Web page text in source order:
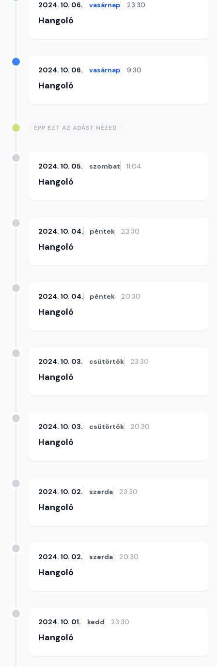
2024. 10. 06. vasárnap 23:30
Hangoló
2024. 10. 06. vasárnap 9:30
Hangoló
ÉPP EZT AZ ADÁST NÉZED
2024. 10. 05. szombat 11:04
Hangoló
2024. 10. 04. péntek 23:30
Hangoló
2024. 10. 04. péntek 20:30
Hangoló
2024. 10. 03. csütörtök 23:30
Hangoló
2024. 10. 03. csütörtök 20:30
Hangoló
2024. 10. 02. szerda 23:30
Hangoló
2024. 10. 02. szerda 20:30
Hangoló
2024. 10. 01. kedd 23:30
Hangoló